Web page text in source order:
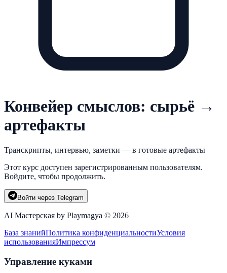
Конвейер смыслов: сырьё →
артефакты
Транскрипты, интервью, заметки — в готовые артефакты
Этот курс доступен зарегистрированным пользователям.
Войдите, чтобы продолжить.
Войти через Telegram
AI Мастерская by Playmagya © 2026
База знанийПолитика конфиденциальностиУсловия
использованияИмпрессум
Управление куками